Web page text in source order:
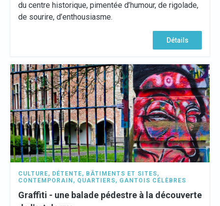
du centre historique, pimentée d’humour, de rigolade,
de sourire, d’enthousiasme.
Détails
CULTURE, DÉTENTE, BÂTIMENTS ET SITES,
CONTEMPORAIN , QUARTIERS, GANTOIS CÉLÈBRES
Graffiti - une balade pédestre à la découverte